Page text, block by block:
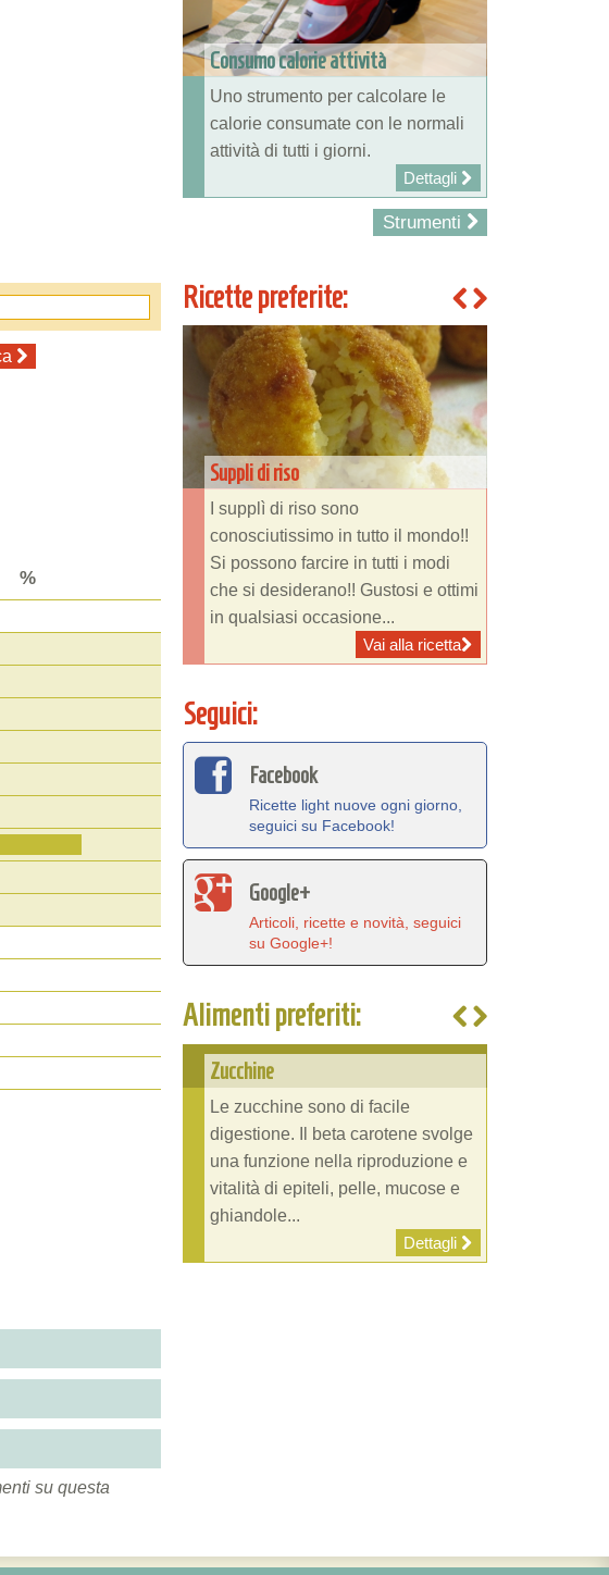
%
su questa
Consumo calorie attività
Uno strumento per calcolare le
calorie consumate con le normali
attività di tutti i giorni.
Dettagli
Strumenti
Ricette preferite:
Suppli di riso
I supplì di riso sono
conosciutissimo in tutto il mondo!!
Si possono farcire in tutti i modi
che si desiderano!! Gustosi e ottimi
in qualsiasi occasione...
Vai alla ricetta
Seguici:
Facebook
Ricette light nuove ogni giorno,
seguici su Facebook!
Google+
Articoli, ricette e novità, seguici
su Google+!
Alimenti preferiti:
Zucchine
Le zucchine sono di facile
digestione. Il beta carotene svolge
una funzione nella riproduzione e
vitalità di epiteli, pelle, mucose e
ghiandole...
Dettagli